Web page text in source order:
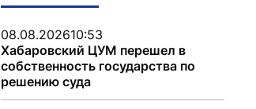
08.08.202610:53
Хабаровский ЦУМ перешел в
собственность государства по
решению суда